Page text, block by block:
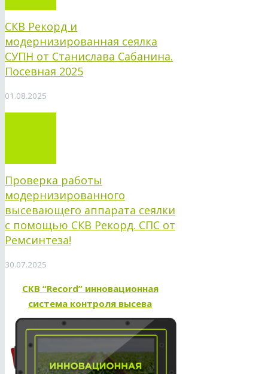
СКВ Рекорд и
модернизированная сеялка
СУПН от Станислава Сабанина.
Посевная 2025
01.08.2025
Проверка работы
модернизированного
высевающего аппарата сеялки
с помощью СКВ Рекорд. СПС от
Ремсинтеза!
30.07.2025
СКВ “Record” инновационная
система контроля высева